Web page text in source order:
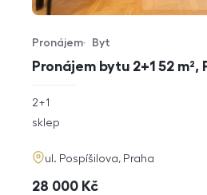
Pronájem bytu 2+1 52
Typ nabídky
Pronájem
Typ nemovitosti
Byt
rozměry
2+1
funkce
sklep
adresa
ul. Pospíšilova, Praha
cena
28 000 Kč